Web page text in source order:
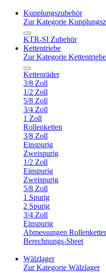
Kupplungszubehör
Zur Kategorie
KTR-SI Zubehör
Kettentriebe
Zur Kategorie Kettentriebe
Kettenräder
3/8 Zoll
1/2 Zoll
5/8 Zoll
3/4 Zoll
1 Zoll
Rollenketten
3/8 Zoll
Einspurig
Zweispurig
1/2 Zoll
Einspurig
Zweispurig
5/8 Zoll
1 Spurig
2 Spurig
3/4 Zoll
Einspurig
Abmessungen
Berechnungs-Sheet
Wälzlager
Zur Kategorie Wälzlager